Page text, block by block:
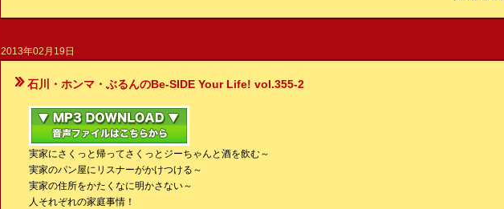
2013年02月19日
石川・ホンマ・ぶるんのBe-SIDE Your Life! vol.355-2
実家にさくっと帰ってさくっとジーちゃんと酒を飲む～
実家のパン屋にリスナーがかけつける～
実家の住所をかたくなに明かさない～
人それぞれの家庭事情！